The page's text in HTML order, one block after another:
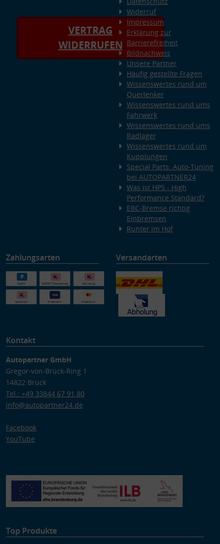
VERTRAG
WIDERRUFEN
Widerruf
Impressum
Erklärung zur
Barrierefreiheit
Bildnachweis
Unsere Partner
Häufig gestellte Fragen
Wissenswertes rund um
Querlenker
Wissenswertes rund ums
Fahrwerk
Wissenswertes rund ums
Radlager
Wissenswertes rund um
Kupplungen
Special Parts: Auto-Tuning
bei AUTOPARTNER24
Was ist HPS - High
Performance Standard?
EBC-Bremse richtig
Einbremsen
Runter im Hof
Zahlungsarten Versandarten
Kontakt
Autopartner GmbH
Gregor-von-Brück-Ring 1
14822 Brück
Tel.: +49 33844 67 91 80
info@autopartner24.de
Facebook
YouTube
Top Produkte